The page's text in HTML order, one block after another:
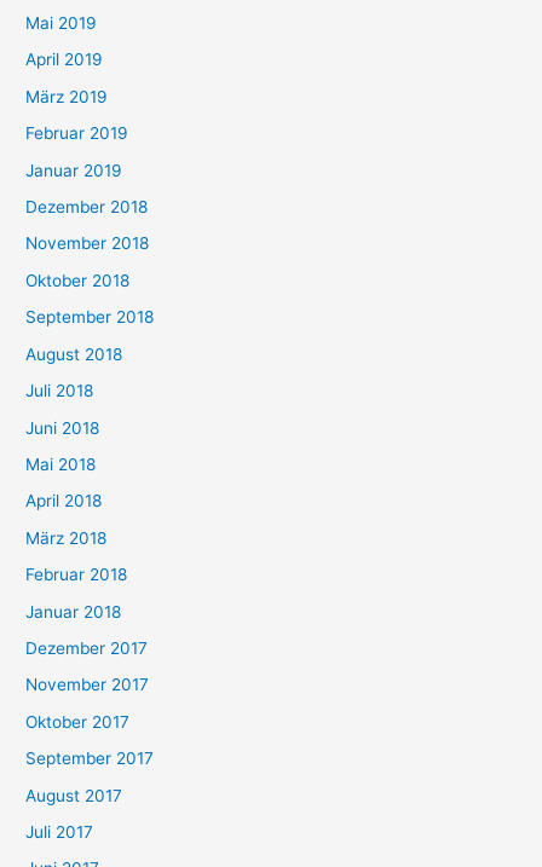
Mai 2019
April 2019
März 2019
Februar 2019
Januar 2019
Dezember 2018
November 2018
Oktober 2018
September 2018
August 2018
Juli 2018
Juni 2018
Mai 2018
April 2018
März 2018
Februar 2018
Januar 2018
Dezember 2017
November 2017
Oktober 2017
September 2017
August 2017
Juli 2017